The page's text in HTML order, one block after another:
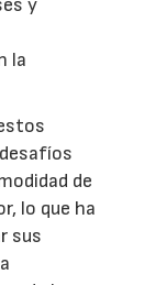
y
la
de
lo que ha
sus